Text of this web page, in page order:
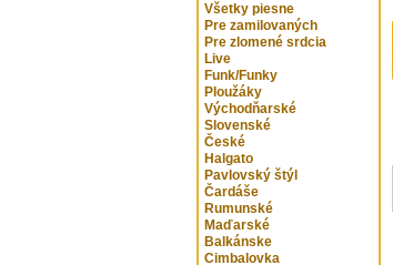
Všetky piesne
Pre zamilovaných
Pre zlomené srdcia
Live
Funk/Funky
Ploužáky
Východňarské
Slovenské
České
Halgato
Pavlovský štýl
Čardáše
Rumunské
Maďarské
Balkánske
Cimbalovka